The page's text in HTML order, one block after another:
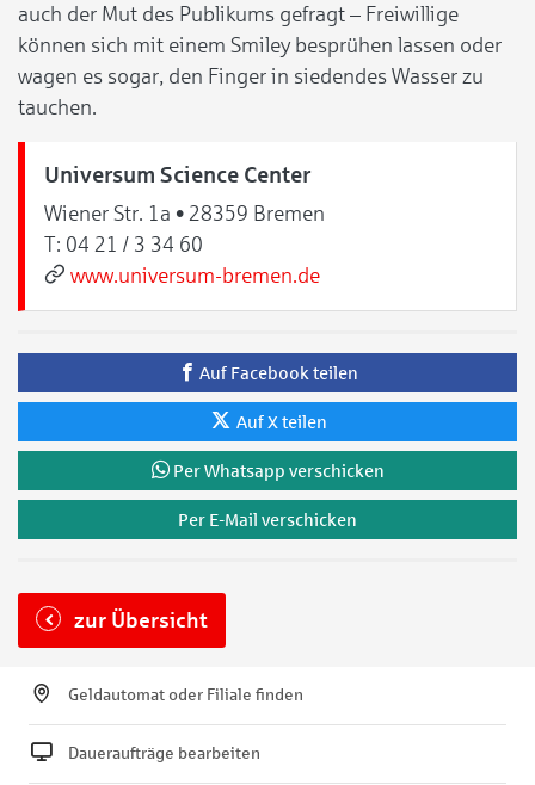
auch der Mut des Publikums gefragt – Freiwillige
können sich mit einem Smiley besprühen lassen oder
wagen es sogar, den Finger in siedendes Wasser zu
tauchen.
Universum Science Center
Wiener Str. 1a • 28359 Bremen
T: 04 21 / 3 34 60
www.universum-bremen.de
Auf Facebook teilen
Auf X teilen
Per Whatsapp verschicken
Per E-Mail verschicken
zur Übersicht
Geldautomat oder Filiale finden
Daueraufträge bearbeiten